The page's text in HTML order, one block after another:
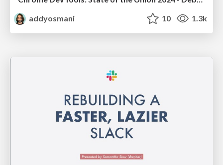
addyosmani
10 1.3k